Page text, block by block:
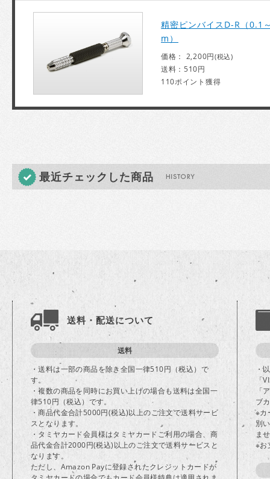
精密ピンバイスD-R（0.1
m）
価格： 2,200円(税込)
送料：510円
110ポイント獲得
最近チェックした商品
送料・配送について
送料
・送料は一部の商品を除き全国一律510円（税込）で
す。
・複数の商品を同時にお買い上げの場合も送料は全国一
律510円（税込）です。
・商品代金合計5000円(税込)以上のご注文で送料サービ
スとなります。
・タミヤカード会員様はタミヤカードご利用の場合、商
品代金合計2000円(税込)以上のご注文で送料サービスと
なります。
ただし、Amazon Payに登録されたクレジットカードが
・
「
「
ブ
※カ
別
ま
※お